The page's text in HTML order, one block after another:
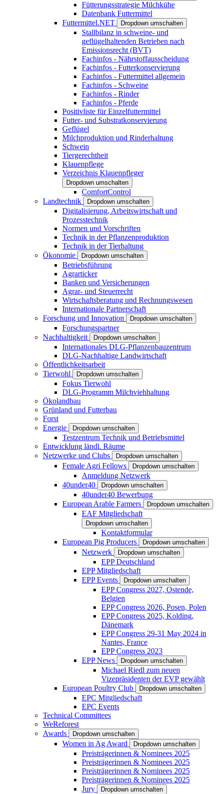
Fütterungsstrategie Milchkühe
Datenbank Futtermittel
Futtermittel.NET
Dropdown umschalten
Stallbilanz in schweine- und
geflügelhaltenden Betrieben nach
Emissionsrecht (BVT)
Fachinfos - Nährstoffausscheidung
Fachinfos - Futterkonservierung
Fachinfos - Futtermittel allgemein
Fachinfos - Schweine
Fachinfos - Rinder
Fachinfos - Pferde
Positivliste für Einzelfuttermittel
Futter- und Substratkonservierung
Geflügel
Milchproduktion und Rinderhaltung
Schwein
Tiergerechtheit
Klauenpflege
Verzeichnis Klauenpfleger
Dropdown umschalten
ComfortControl
Landtechnik
Dropdown umschalten
Digitalisierung, Arbeitswirtschaft und
Prozesstechnik
Normen und Vorschriften
Technik in der Pflanzenproduktion
Technik in der Tierhaltung
Ökonomie
Dropdown umschalten
Betriebsführung
Agrarticker
Banken und Versicherungen
Agrar- und Steuerrecht
Wirtschaftsberatung und Rechnungswesen
Internationale Partnerschaft
Forschung und Innovation
Dropdown umschalten
Forschungspartner
Nachhaltigkeit
Dropdown umschalten
Internationales DLG-Pflanzenbauzentrum
DLG-Nachhaltige Landwirtschaft
Öffentlichkeitsarbeit
Tierwohl
Dropdown umschalten
Fokus Tierwohl
DLG-Programm Milchviehhaltung
Ökolandbau
Grünland und Futterbau
Forst
Energie
Dropdown umschalten
Testzentrum Technik und Betriebsmittel
Entwicklung ländl. Räume
Netzwerke und Clubs
Dropdown umschalten
Female Agri Fellows Dropdown umschalten
Anmeldung Netzwerk
40under40
Dropdown umschalten
40under40 Bewerbung
European Arable Farmers
Dropdown umschalten
EAF Mitgliedschaft
Dropdown umschalten
Kontaktformular
European Pig Producers
Dropdown umschalten
Netzwerk Dropdown umschalten
EPP Deutschland
EPP Mitgliedschaft
EPP Events
Dropdown umschalten
EPP Congress 2027, Ostende,
Belgien
EPP Congress 2026, Posen, Polen
EPP Congress 2025, Kolding,
Dänemark
EPP Congress 29-31 May 2024 in
Nantes, France
EPP Congress 2023
EPP News
Dropdown umschalten
Michael Riedl zum neuen
Vizepräsidenten der EVP gewählt
European Poultry Club
Dropdown umschalten
EPC Mitgliedschaft
EPC Events
Technical Committees
WeReforest
Awards
Dropdown umschalten
Women in Ag Award Dropdown umschalten
Preisträgerinnen & Nominees 2025
Preisträgerinnen & Nominees 2025
Preisträgerinnen & Nominees 2025
Preisträgerinnen & Nominees 2025
Jury
Dropdown umschalten